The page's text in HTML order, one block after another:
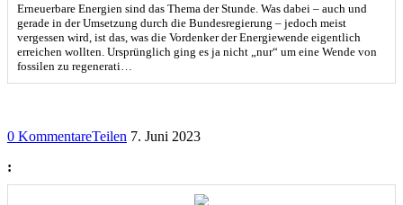
Erneuerbare Energien sind das Thema der Stunde. Was dabei – auch und
gerade in der Umsetzung durch die Bundesregierung – jedoch meist
vergessen wird, ist das, was die Vordenker der Energiewende eigentlich
erreichen wollten. Ursprünglich ging es ja nicht „nur“ um eine Wende von
fossilen zu regenerati…
0 KommentareTeilen 7. Juni 2023
: